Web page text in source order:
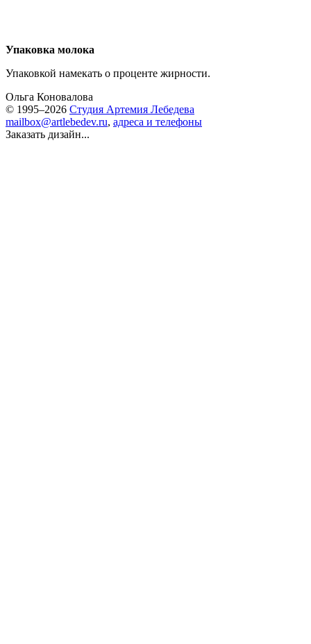
Упаковка молока
Упаковкой намекать о проценте жирности.
Ольга Коновалова
© 1995–2026 Студия Артемия Лебедева
mailbox@artlebedev.ru, адреса и телефоны
Заказать дизайн...